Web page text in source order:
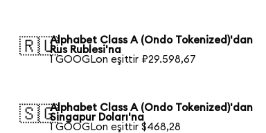
🇷🇺Alphabet Class A (Ondo Tokenized)'dan
Rus Rublesi'na
1 GOOGLon eşittir ₽29.598,67
🇸🇬Alphabet Class A (Ondo Tokenized)'dan
Singapur Doları'na
1 GOOGLon eşittir $468,28